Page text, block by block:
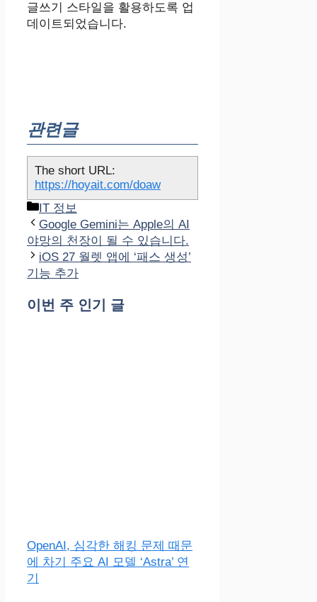
글쓰기 스타일을 활용하도록 업
데이트되었습니다.
관련글
The short URL:
https://hoyait.com/doaw
카
테
고
리
IT 정보
Google Gemini는 Apple의 AI
야망의 천장이 될 수 있습니다.
iOS 27 월렛 앱에 ‘패스 생성’
기능 추가
이번 주 인기 글
OpenAI, 심각한 해킹 문제 때문
에 차기 주요 AI 모델 ‘Astra’ 연
기